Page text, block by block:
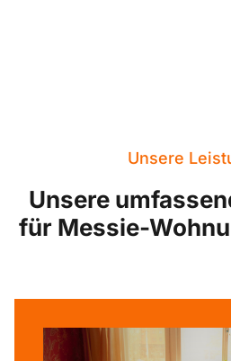
Unsere
Unsere
für Messie-